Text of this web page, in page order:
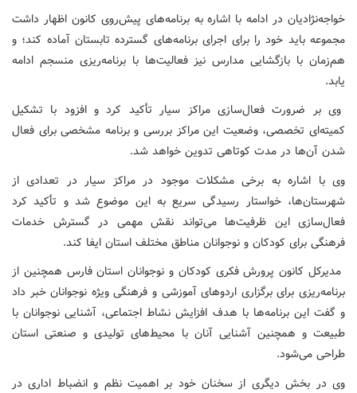
خواجه‌نژادیان در ادامه با اشاره به برنامه‌های پیش‌روی کانون اظهار داشت
مجموعه باید خود را برای اجرای برنامه‌های گسترده تابستان آماده کند؛ و
هم‌زمان با بازگشایی مدارس نیز فعالیت‌ها با برنامه‌ریزی منسجم ادامه
یابد.
وی بر ضرورت فعال‌سازی مراکز سیار تأکید کرد و افزود با تشکیل
کمیته‌ای تخصصی، وضعیت این مراکز بررسی و برنامه مشخصی برای فعال
شدن آن‌ها در مدت کوتاهی تدوین خواهد شد.
وی با اشاره به برخی مشکلات موجود در مراکز سیار در تعدادی از
شهرستان‌ها، خواستار رسیدگی سریع به این موضوع شد و تأکید کرد
فعال‌سازی این ظرفیت‌ها می‌تواند نقش مهمی در گسترش خدمات
فرهنگی برای کودکان و نوجوانان مناطق مختلف استان ایفا کند.
مدیرکل کانون پرورش فکری کودکان و نوجوانان استان فارس همچنین از
برنامه‌ریزی برای برگزاری اردوهای آموزشی و فرهنگی ویژه نوجوانان خبر داد
و گفت این برنامه‌ها با هدف افزایش نشاط اجتماعی، آشنایی نوجوانان با
طبیعت و همچنین آشنایی آنان با محیط‌های تولیدی و صنعتی استان
طراحی می‌شود.
وی در بخش دیگری از سخنان خود بر اهمیت نظم و انضباط اداری در